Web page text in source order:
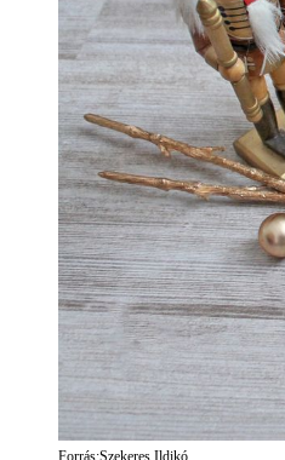
Forrás:Szekeres Ildikó